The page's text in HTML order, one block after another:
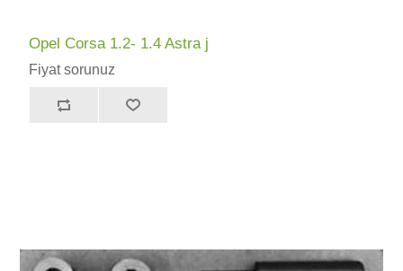
Opel Corsa 1.2- 1.4 Astra j
Fiyat sorunuz